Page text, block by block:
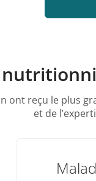
reçu le plus
et de